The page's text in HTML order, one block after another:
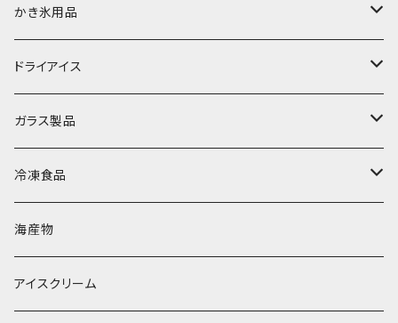
富士天然水の氷
丸氷
直径70mm
直径65mm
角氷
砕氷
氷河の氷
氷アイテム
かき氷用品
かき氷シロップ
無果汁1.8Lパック
無果汁1Lパック
かき氷機・かき氷器
かき氷カップ
発泡スチロール無地-使い捨て
発泡スチロールプリント柄
かき氷スプーン・スプーンストロー
プラスチック・スプーン
コンデンスミルク・練乳・あんこ
ドライアイス
ドライアイス3ｋｇ
ドライアイス4ｋｇ
ドライアイス5ｋｇ
ドライアイス8ｋｇ
ガラス製品
オンザロック・グラス
ビール・グラス
タンブラー
冷凍食品
肉まん・あんまん
パスタ・スパゲッティ
海産物
アイスクリーム